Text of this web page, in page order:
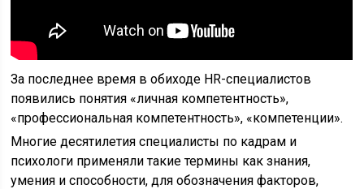
За последнее время в обиходе HR-специалистов
появились понятия «личная компетентность»,
«профессиональная компетентность», «компетенции».
Многие десятилетия специалисты по кадрам и
психологи применяли такие термины как знания,
умения и способности, для обозначения факторов,